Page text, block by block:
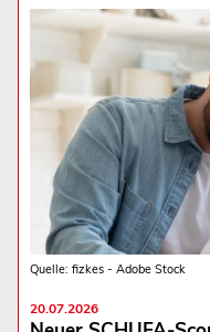
Quelle: fizkes - Adobe Stock
20.07.2026